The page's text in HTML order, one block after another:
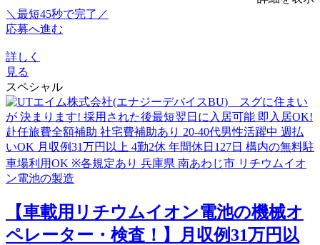
＼最短45秒で完了／
応募へ進む
詳しく
見る
スペシャル
【車載用リチウムイオン電池の機械オ
ペレーター・検査！】月収例31万円以